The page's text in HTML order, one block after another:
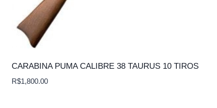
CARABINA PUMA CALIBRE 38 TAURUS 10 TIROS
R$1,800.00